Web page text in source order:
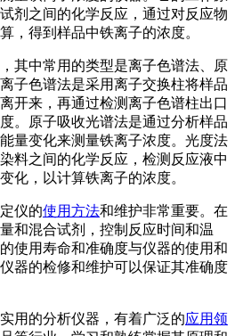
剂之间的化学反应，通过对反应物
，得到样品中铁离子的浓度。
其中常用的类型是离子色谱法、原
子色谱法是采用离子交换柱将样品
开来，再通过检测离子色谱柱出口
。原子吸收光谱法是通过分析样品
量变化来测量铁离子浓度。光度法
料之间的化学反应，检测反应液中
化，以计算铁离子的浓度。
仪的使用方法和维护非常重要。在
和混合试剂，控制反应时间和温
使用寿命和准确度与仪器的使用和
器的检修和维护可以保证其准确度
用的分析仪器，有着广泛的应用领